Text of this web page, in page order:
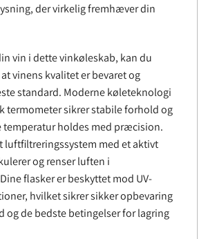
der virkelig fremhæver din
vin i dette vinkøleskab, kan du
vinens kvalitet er bevaret og
standard. Moderne køleteknologi
termometer sikrer stabile forhold og
temperatur holdes med præcision.
luftfiltreringssystem med et aktivt
og renser luften i
flasker er beskyttet mod UV-
hvilket sikrer sikker opbevaring
og de bedste betingelser for lagring